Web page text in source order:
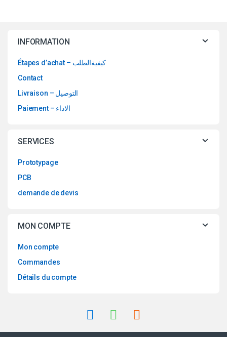
INFORMATION
Étapes d’achat – كيفيةالطلب
Contact
Livraison – التوصيل
Paiement – الاداء
SERVICES
Prototypage
PCB
demande de devis
MON COMPTE
Mon compte
Commandes
Détails du compte